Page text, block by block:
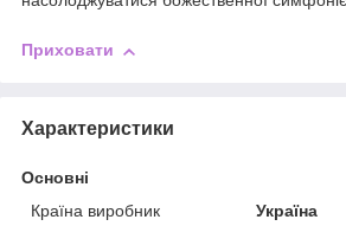
Приховати
Характеристики
Основні
Країна виробник
Україна